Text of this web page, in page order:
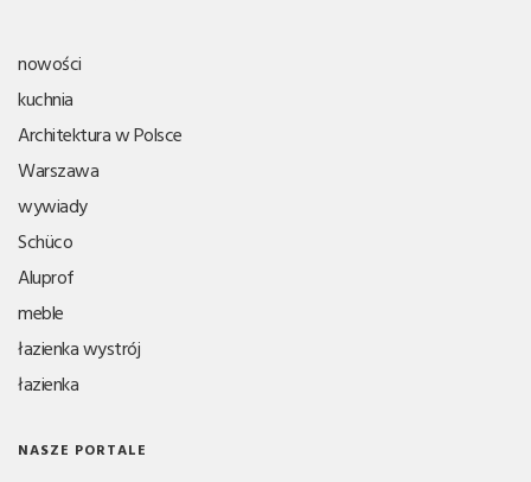
nowości
kuchnia
Architektura w Polsce
Warszawa
wywiady
Schüco
Aluprof
meble
łazienka wystrój
łazienka
NASZE PORTALE